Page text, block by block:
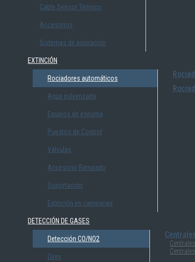
Cable Sensor Térmico
Accesorios
Sistemas de aspiración
EXTINCIÓN
Rociadores automáticos
Agua pulverizada
Equipos de espuma
Puestos de Control
Válvulas
Accesorio Ranurado
Soportación
Extinción en campanas
DETECCIÓN DE GASES
Detección CO/NO2
Direx